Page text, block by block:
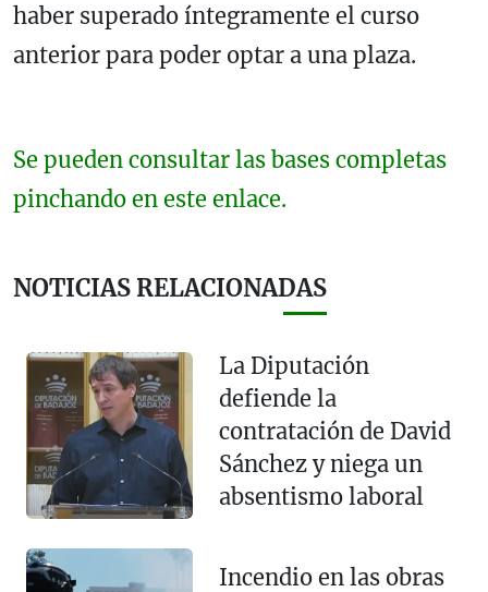
haber superado íntegramente el curso
anterior para poder optar a una plaza.
Se pueden consultar las bases completas
pinchando en este enlace.
NOTICIAS RELACIONADAS
La Diputación
defiende la
contratación de David
Sánchez y niega un
absentismo laboral
Incendio en las obras